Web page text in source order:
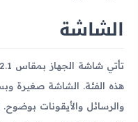
الشاشة
هذه الفئة. الشاشة صغيرة
والرسائل والأيقونات بوضوح.